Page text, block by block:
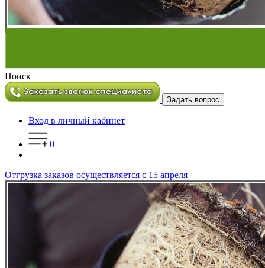
Поиск
Задать вопрос
Вход в личный кабинет
0
Отгрузка заказов осуществляется с 15 апреля